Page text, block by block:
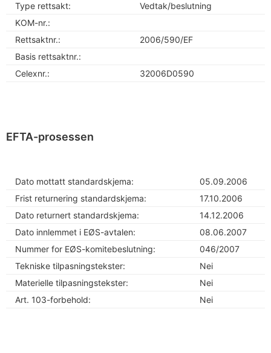
Type rettsakt:
Vedtak/beslutning
KOM-nr.:
Rettsaktnr.:
2006/590/EF
Basis rettsaktnr.:
Celexnr.:
32006D0590
EFTA-prosessen
Dato mottatt standardskjema:
05.09.2006
Frist returnering standardskjema:
17.10.2006
Dato returnert standardskjema:
14.12.2006
Dato innlemmet i EØS-avtalen:
08.06.2007
Nummer for EØS-komitebeslutning:
046/2007
Tekniske tilpasningstekster:
Nei
Materielle tilpasningstekster:
Nei
Art. 103-forbehold:
Nei